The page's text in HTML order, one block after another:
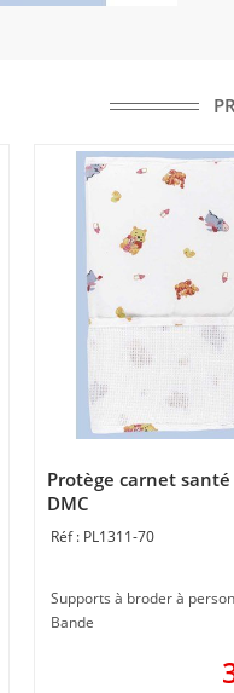
Protège carnet
DMC
PL1311-70
Bande